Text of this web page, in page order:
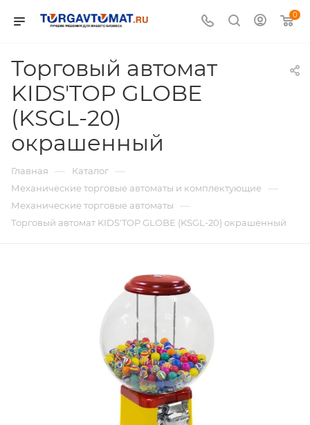
0
Торговый автомат
KIDS'TOP GLOBE
(KSGL-20)
окрашенный
Главная — Каталог —
Механические торговые автоматы и комплектующие —
Механические торговые автоматы —
Торговый автомат KIDS'TOP GLOBE (KSGL-20) окрашенный